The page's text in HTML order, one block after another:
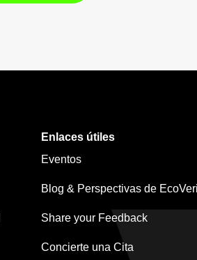
Enlaces útiles
Eventos
Blog & Perspectivas de
Share your Feedback
Concierte una Cita